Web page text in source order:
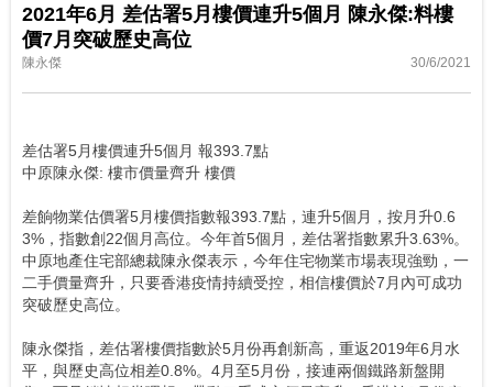
2021年6月 差估署5月樓價連升5個月 陳永傑:料樓
價7月突破歷史高位
陳永傑 30/6/2021
差估署5月樓價連升5個月 報393.7點
中原陳永傑: 樓市價量齊升 樓價
差餉物業估價署5月樓價指數報393.7點，連升5個月，按月升0.6
3%，指數創22個月高位。今年首5個月，差估署指數累升3.63%。
中原地產住宅部總裁陳永傑表示，今年住宅物業市場表現強勁，一
二手價量齊升，只要香港疫情持續受控，相信樓價於7月內可成功
突破歷史高位。
陳永傑指，差估署樓價指數於5月份再創新高，重返2019年6月水
平，與歷史高位相差0.8%。4月至5月份，接連兩個鐵路新盤開